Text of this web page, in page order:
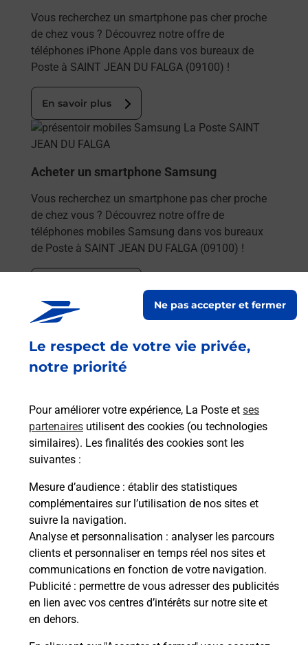
Le respect de votre vie privée,
notre priorité
Pour améliorer votre expérience, La Poste et ses
partenaires utilisent des cookies (ou technologies
similaires). Les finalités des cookies sont les
suivantes :
Mesure d’audience : établir des statistiques
complémentaires sur l’utilisation de nos sites et
suivre la navigation.
Analyse et personnalisation : analyser les parcours
clients et personnaliser en temps réel nos sites et
communications en fonction de votre navigation.
Publicité : permettre de vous adresser des publicités
en lien avec vos centres d’intérêts sur notre site et
en dehors.
Ne pas accepter et fermer
Vous recherchez un smartphone pas cher proche
de chez vous ? Découvrez notre offre de
téléphones iPhone Apple dans vos bureaux de
Poste à SAINT JEAN DU FALGA (09100) !
En savoir plus
En savoir plus
Acheter un smartphone Samsung
Vous recherchez un smartphone pas cher proche
de chez vous ? Découvrez notre offre de
téléphones mobiles Samsung dans vos bureaux
de Poste à SAINT JEAN DU FALGA (09100) !
En savoir plus
Vous souhaitez envoyer un colis depuis : SAINT
En savoir plus
En savoir plus
Souscrire à la téléassistance
Besoin d’un système de téléassistance à l’intérieur
et/ou à l’extérieur de votre domicile ? Découvrez
les offres téléalarme dans votre bureau de Poste à
SAINT JEAN DU FALGA.
En savoir plus